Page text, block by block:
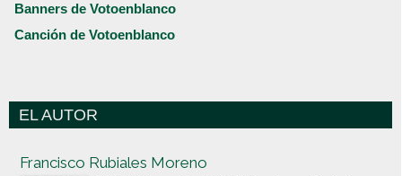
Banners de Votoenblanco
Canción de Votoenblanco
EL AUTOR
Francisco Rubiales Moreno